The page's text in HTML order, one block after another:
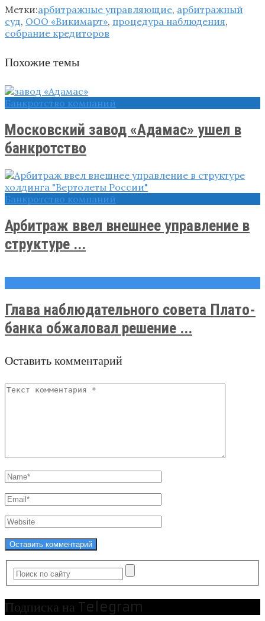
Метки:арбитражные управляющие, арбитражный
суд, ООО «Викимарт», процедура наблюдения,
собрание кредиторов
Похожие темы
Банкротство компаний
Московский завод «Адамас» ушел в
банкротство
Банкротство компаний
Арбитраж ввел внешнее управление в
структуре ...
Глава наблюдательного совета Плато-
банка обжаловал решение ...
Оставить комментарий
Подписка на Telegram